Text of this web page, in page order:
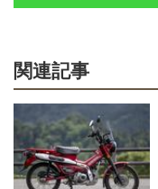
関連記事